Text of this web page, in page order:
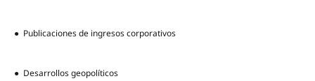
● Publicaciones de ingresos corporativos
● Desarrollos geopolíticos